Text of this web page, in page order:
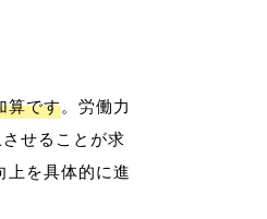
算です。労働力
せることが求
上を具体的に進